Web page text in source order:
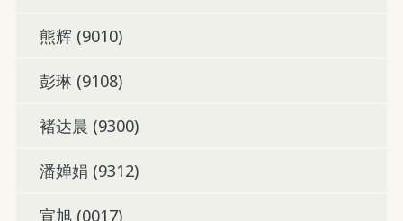
熊辉 (9010)
彭琳 (9108)
褚达晨 (9300)
潘婵娟 (9312)
宣旭 (0017)